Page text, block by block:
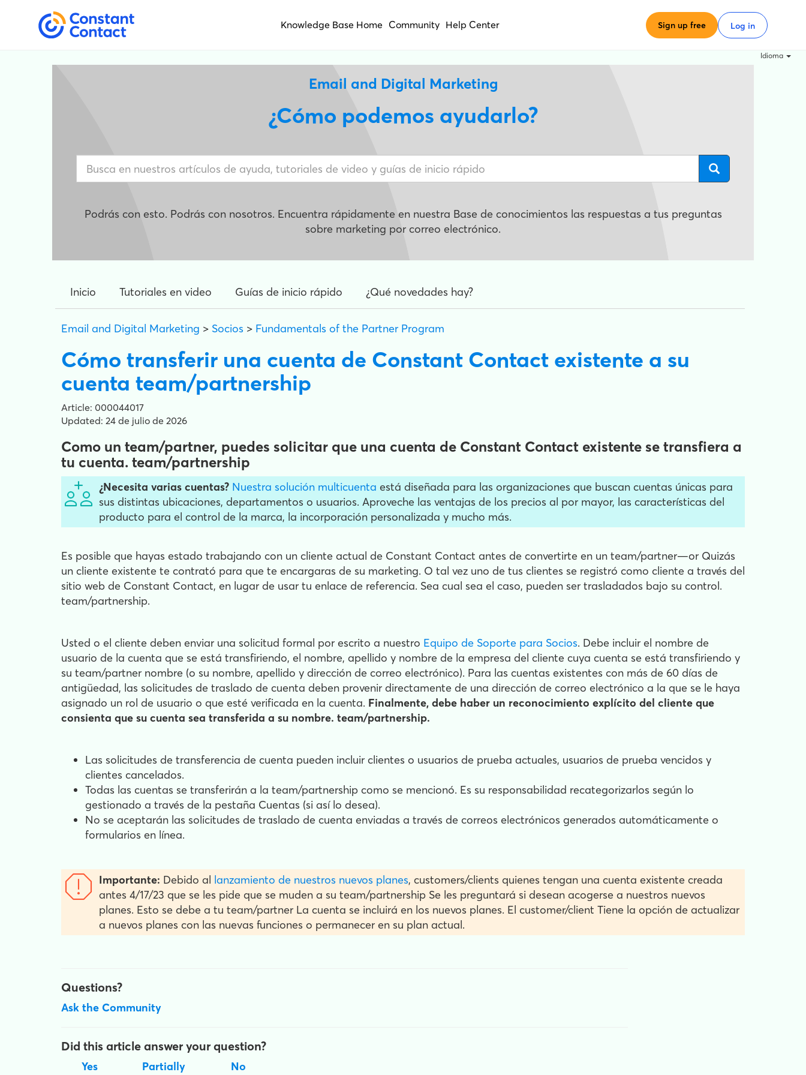
Knowledge Base Home Community Help Center Sign up free Log in
Idioma
Email and Digital Marketing
¿Cómo podemos ayudarlo?
Podrás con esto. Podrás con nosotros. Encuentra rápidamente en nuestra Base de conocimientos las respuestas a tus preguntas
sobre marketing por correo electrónico.
Inicio Tutoriales en video Guías de inicio rápido ¿Qué novedades hay?
Email and Digital Marketing > Socios > Fundamentals of the Partner Program
Cómo transferir una cuenta de Constant Contact existente a su
cuenta team/partnership
Article: 000044017
Updated: 24 de julio de 2026
Como un team/partner, puedes solicitar que una cuenta de Constant Contact existente se transfiera a
tu cuenta. team/partnership
¿Necesita varias cuentas? Nuestra solución multicuenta está diseñada para las organizaciones que buscan cuentas únicas para
sus distintas ubicaciones, departamentos o usuarios. Aproveche las ventajas de los precios al por mayor, las características del
producto para el control de la marca, la incorporación personalizada y mucho más.
Es posible que hayas estado trabajando con un cliente actual de Constant Contact antes de convertirte en un team/partner—or Quizás
un cliente existente te contrató para que te encargaras de su marketing. O tal vez uno de tus clientes se registró como cliente a través del
sitio web de Constant Contact, en lugar de usar tu enlace de referencia. Sea cual sea el caso, pueden ser trasladados bajo su control.
team/partnership.
Usted o el cliente deben enviar una solicitud formal por escrito a nuestro Equipo de Soporte para Socios. Debe incluir el nombre de
usuario de la cuenta que se está transfiriendo, el nombre, apellido y nombre de la empresa del cliente cuya cuenta se está transfiriendo y
su team/partner nombre (o su nombre, apellido y dirección de correo electrónico). Para las cuentas existentes con más de 60 días de
antigüedad, las solicitudes de traslado de cuenta deben provenir directamente de una dirección de correo electrónico a la que se le haya
asignado un rol de usuario o que esté verificada en la cuenta. Finalmente, debe haber un reconocimiento explícito del cliente que
consienta que su cuenta sea transferida a su nombre. team/partnership.
Las solicitudes de transferencia de cuenta pueden incluir clientes o usuarios de prueba actuales, usuarios de prueba vencidos y
clientes cancelados.
Todas las cuentas se transferirán a la team/partnership como se mencionó. Es su responsabilidad recategorizarlos según lo
gestionado a través de la pestaña Cuentas (si así lo desea).
No se aceptarán las solicitudes de traslado de cuenta enviadas a través de correos electrónicos generados automáticamente o
formularios en línea.
Importante: Debido al lanzamiento de nuestros nuevos planes, customers/clients quienes tengan una cuenta existente creada
antes 4/17/23 que se les pide que se muden a su team/partnership Se les preguntará si desean acogerse a nuestros nuevos
planes. Esto se debe a tu team/partner La cuenta se incluirá en los nuevos planes. El customer/client Tiene la opción de actualizar
a nuevos planes con las nuevas funciones o permanecer en su plan actual.
Questions?
Ask the Community
Did this article answer your question?
Yes Partially No